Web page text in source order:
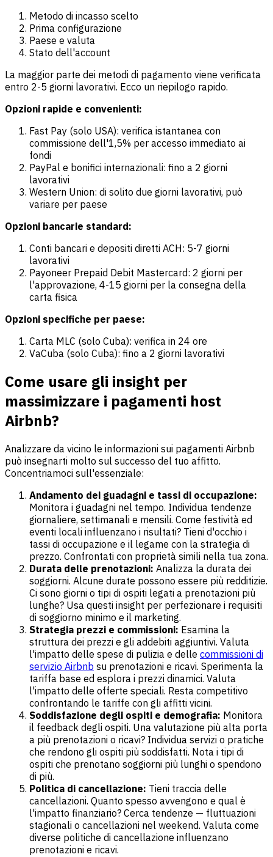
Metodo di incasso scelto
Prima configurazione
Paese e valuta
Stato dell'account
La maggior parte dei metodi di pagamento viene verificata
entro 2-5 giorni lavorativi. Ecco un riepilogo rapido.
Opzioni rapide e convenienti:
Fast Pay (solo USA): verifica istantanea con
commissione dell'1,5% per accesso immediato ai
fondi
PayPal e bonifici internazionali: fino a 2 giorni
lavorativi
Western Union: di solito due giorni lavorativi, può
variare per paese
Opzioni bancarie standard:
Conti bancari e depositi diretti ACH: 5-7 giorni
lavorativi
Payoneer Prepaid Debit Mastercard: 2 giorni per
l'approvazione, 4-15 giorni per la consegna della
carta fisica
Opzioni specifiche per paese:
Carta MLC (solo Cuba): verifica in 24 ore
VaCuba (solo Cuba): fino a 2 giorni lavorativi
Come usare gli insight per
massimizzare i pagamenti host
Airbnb?
Analizzare da vicino le informazioni sui pagamenti Airbnb
può insegnarti molto sul successo del tuo affitto.
Concentriamoci sull'essenziale:
Andamento dei guadagni e tassi di occupazione:
Monitora i guadagni nel tempo. Individua tendenze
giornaliere, settimanali e mensili. Come festività ed
eventi locali influenzano i risultati? Tieni d'occhio i
tassi di occupazione e il legame con la strategia di
prezzo. Confrontati con proprietà simili nella tua zona.
Durata delle prenotazioni: Analizza la durata dei
soggiorni. Alcune durate possono essere più redditizie.
Ci sono giorni o tipi di ospiti legati a prenotazioni più
lunghe? Usa questi insight per perfezionare i requisiti
di soggiorno minimo e il marketing.
Strategia prezzi e commissioni: Esamina la
struttura dei prezzi e gli addebiti aggiuntivi. Valuta
l'impatto delle spese di pulizia e delle commissioni di
servizio Airbnb su prenotazioni e ricavi. Sperimenta la
tariffa base ed esplora i prezzi dinamici. Valuta
l'impatto delle offerte speciali. Resta competitivo
confrontando le tariffe con gli affitti vicini.
Soddisfazione degli ospiti e demografia: Monitora
il feedback degli ospiti. Una valutazione più alta porta
a più prenotazioni o ricavi? Individua servizi o pratiche
che rendono gli ospiti più soddisfatti. Nota i tipi di
ospiti che prenotano soggiorni più lunghi o spendono
di più.
Politica di cancellazione: Tieni traccia delle
cancellazioni. Quanto spesso avvengono e qual è
l'impatto finanziario? Cerca tendenze — fluttuazioni
stagionali o cancellazioni nel weekend. Valuta come
diverse politiche di cancellazione influenzano
prenotazioni e ricavi.